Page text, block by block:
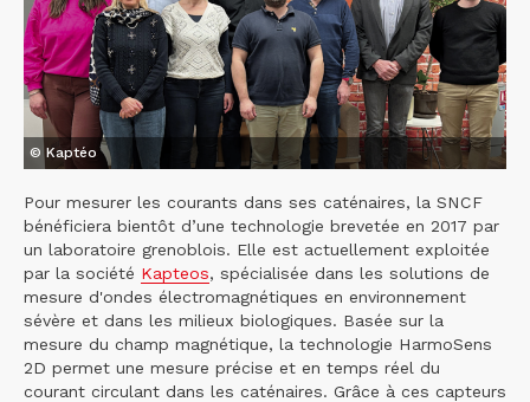
© Kaptéo
Pour mesurer les courants dans ses caténaires, la SNCF
bénéficiera bientôt d’une technologie brevetée en 2017 par
un laboratoire grenoblois. Elle est actuellement exploitée
par la société Kapteos, spécialisée dans les solutions de
mesure d'ondes électromagnétiques en environnement
sévère et dans les milieux biologiques. Basée sur la
mesure du champ magnétique, la technologie HarmoSens
2D permet une mesure précise et en temps réel du
courant circulant dans les caténaires. Grâce à ces capteurs